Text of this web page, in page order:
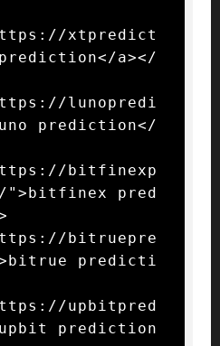
xtpredict
a></
lunopredi
prediction</
bitfinexp
">bitfinex pred
bitruepre
predicti
upbitpred
prediction